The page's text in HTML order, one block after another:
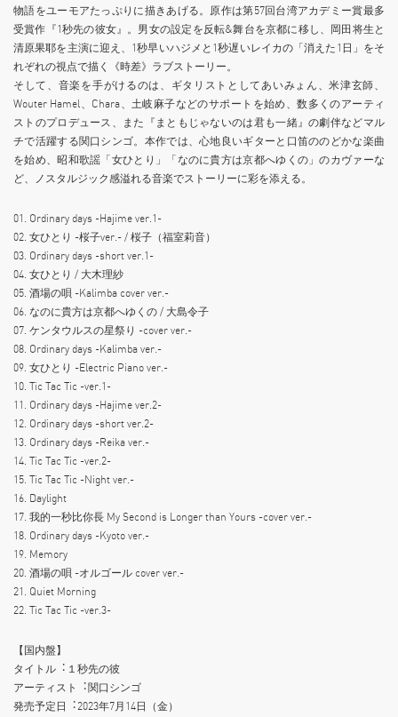
物語をユーモアたっぷりに描きあげる。原作は第57回台湾アカデミー賞最多
受賞作『1秒先の彼⼥』。男⼥の設定を反転&舞台を京都に移し、岡⽥将⽣と
清原果耶を主演に迎え、1秒早いハジメと1秒遅いレイカの「消えた1⽇」をそ
れぞれの視点で描く《時差》ラブストーリー。
そして、⾳楽を⼿がけるのは、ギタリストとしてあいみょん、⽶津⽞師、
Wouter Hamel、Chara、⼟岐⿇⼦などのサポートを始め、数多くのアーティ
ストのプロデュース、また『まともじゃないのは君も⼀緒』の劇伴などマル
チで活躍する関⼝シンゴ。本作では、⼼地良いギターと⼝笛ののどかな楽曲
を始め、昭和歌謡「⼥ひとり」「なのに貴⽅は京都へゆくの」のカヴァーな
ど、ノスタルジック感溢れる⾳楽でストーリーに彩を添える。
01. Ordinary days -Hajime ver.1-
02. ⼥ひとり -桜⼦ver.- / 桜⼦（福室莉⾳）
03. Ordinary days -short ver.1-
04. ⼥ひとり / ⼤⽊理紗
05. 酒場の唄 -Kalimba cover ver.-
06. なのに貴⽅は京都へゆくの / ⼤島令⼦
07. ケンタウルスの星祭り -cover ver.-
08. Ordinary days -Kalimba ver.-
09. ⼥ひとり -Electric Piano ver.-
10. Tic Tac Tic -ver.1-
11. Ordinary days -Hajime ver.2-
12. Ordinary days -short ver.2-
13. Ordinary days -Reika ver.-
14. Tic Tac Tic -ver.2-
15. Tic Tac Tic -Night ver.-
16. Daylight
17. 我的⼀秒⽐你⻑ My Second is Longer than Yours -cover ver.-
18. Ordinary days -Kyoto ver.-
19. Memory
20. 酒場の唄 -オルゴール cover ver.-
21. Quiet Morning
22. Tic Tac Tic -ver.3-
【国内盤】
タイトル︓１秒先の彼
アーティスト︓関⼝シンゴ
発売予定⽇︓2023年7⽉14⽇（⾦）